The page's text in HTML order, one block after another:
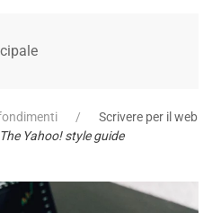
Scrivere per il web
Yahoo! style guide